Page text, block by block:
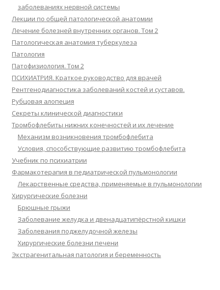
заболеваниях нервной системы
Лекции по общей патологической анатомии
Лечение болезней внутренних органов. Том 2
Патологическая анатомия туберкулеза
Патология
Патофизиология. Том 2
ПСИХИАТРИЯ. Краткое руководство для врачей
Рентгенодиагностика заболеваний костей и суставов.
Рубцовая алопеция
Секреты клинической диагностики
Тромбофлебиты нижних конечностей и их лечение
Механизм возникновения тромбофлебита
Условия, способствующие развитию тромбофлебита
Учебник по психиатрии
Фармакотерапия в педиатрической пульмонологии
Лекарственные средства, применяемые в пульмонологии
Хирургические болезни
Брюшные грыжи
Заболевание желудка и двенадцатипёрстной кишки
Заболевания поджелудочной железы
Хирургические болезни печени
Экстрагенитальная патология и беременность